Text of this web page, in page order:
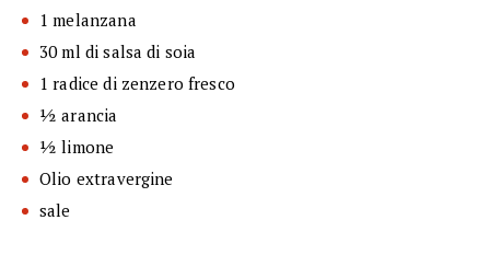
1 melanzana
30 ml di salsa di soia
1 radice di zenzero fresco
½ arancia
½ limone
Olio extravergine
sale